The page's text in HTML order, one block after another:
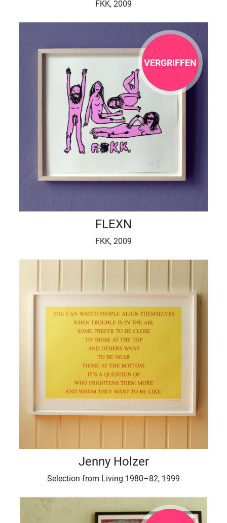
FKK, 2009
VERGRIFFEN
FLEXN
FKK, 2009
Jenny Holzer
Selection from Living 1980–82, 1999